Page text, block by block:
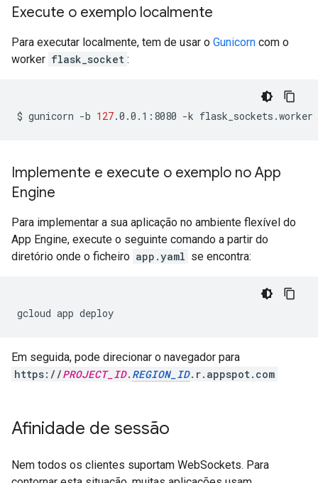
Execute o exemplo localmente
Para executar localmente, tem de usar o Gunicorn com o
worker flask_socket :
$ gunicorn -b 127.0.0.1:8080 -k flask_sockets.worker
Implemente e execute o exemplo no App
Engine
Para implementar a sua aplicação no ambiente flexível do
App Engine, execute o seguinte comando a partir do
diretório onde o ficheiro app.yaml se encontra:
Em seguida, pode direcionar o navegador para
https://PROJECT_ID. REGION_ID.r.appspot.com
Afinidade de sessão
Nem todos os clientes suportam WebSockets. Para